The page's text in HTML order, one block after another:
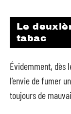
Le
tabac
Évidemment, dès
l’envie de fumer
toujours de